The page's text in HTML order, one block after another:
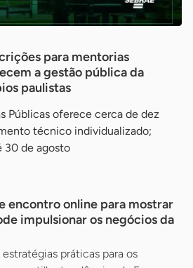
para mentorias
a gestão pública da
paulistas
Públicas oferece cerca de dez
técnico individualizado;
30 de agosto
encontro online para mostrar
impulsionar os negócios da
práticas para os